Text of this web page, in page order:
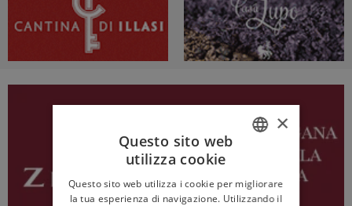
ENGLISH
×
Questo sito web
utilizza cookie
Questo sito web utilizza i cookie per migliorare
la tua esperienza di navigazione. Utilizzando il